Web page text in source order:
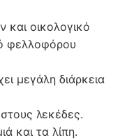
και οικολογικό
φελλοφόρου
μεγάλη διάρκεια
λεκέδες.
και τα λίπη.